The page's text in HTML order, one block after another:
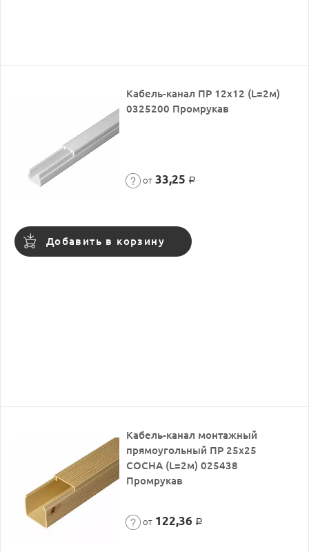
Кабель-канал ПР 12х12 (L=2м)
0325200 Промрукав
от 33,25 Р
Добавить в корзину
Кабель-канал монтажный
прямоугольный ПР 25х25
СОСНА (L=2м) 025438
Промрукав
от 122,36 Р